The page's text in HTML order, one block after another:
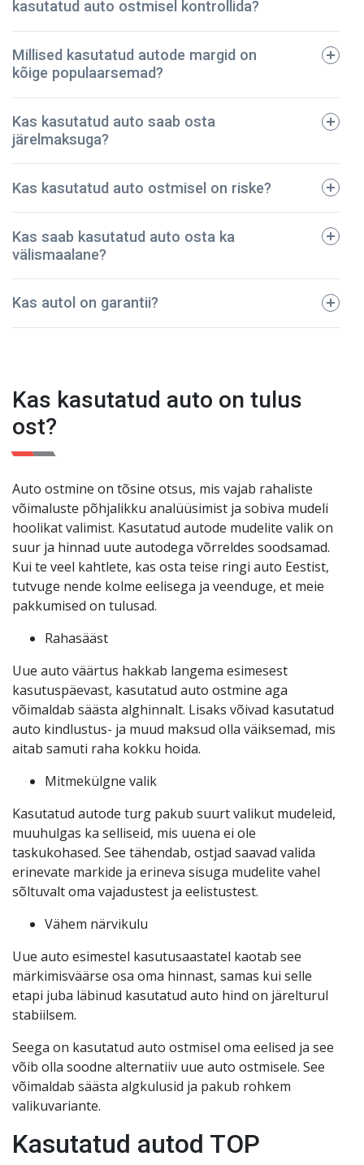
kasutatud auto ostmisel kontrollida?
tehniline pass;
registreerimistalong;
kindlustuspoliis;
sõidukimaksu korrektset tasumist kinnitavad
dokumendid.
Millised kasutatud autode margid on
kõige populaarsemad?
BMW
Audi
Mazda
Volkswagen
Kas kasutatud auto saab osta
järelmaksuga?
Kas kasutatud auto ostmisel on riske?
Meie ettevõte on pidanud vastu – oleme müünud
korras. Seega võite olla kindel, et teie auto on
turvaline ja kestab kaua.
Kas saab kasutatud auto osta ka
välismaalane?
Kas autol on garantii?
esikohal!
Kas kasutatud auto on tulus
ost?
Auto ostmine on tõsine otsus, mis vajab rahaliste
võimaluste põhjalikku analüüsimist ja sobiva mudeli
hoolikat valimist. Kasutatud autode mudelite valik on
suur ja hinnad uute autodega võrreldes soodsamad.
Kui te veel kahtlete, kas osta teise ringi auto Eestist,
tutvuge nende kolme eelisega ja veenduge, et meie
pakkumised on tulusad.
Rahasääst
Uue auto väärtus hakkab langema esimesest
kasutuspäevast, kasutatud auto ostmine aga
võimaldab säästa alghinnalt. Lisaks võivad kasutatud
auto kindlustus- ja muud maksud olla väiksemad, mis
aitab samuti raha kokku hoida.
Mitmekülgne valik
Kasutatud autode turg pakub suurt valikut mudeleid,
muuhulgas ka selliseid, mis uuena ei ole
taskukohased. See tähendab, ostjad saavad valida
erinevate markide ja erineva sisuga mudelite vahel
sõltuvalt oma vajadustest ja eelistustest.
Vähem närvikulu
Uue auto esimestel kasutusaastatel kaotab see
märkimisväärse osa oma hinnast, samas kui selle
etapi juba läbinud kasutatud auto hind on järelturul
stabiilsem.
Seega on kasutatud auto ostmisel oma eelised ja see
võib olla soodne alternatiiv uue auto ostmisele. See
võimaldab säästa algkulusid ja pakub rohkem
valikuvariante.
Kasutatud autod TOP